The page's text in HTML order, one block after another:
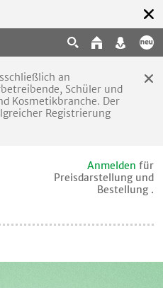
an
Schüler und
Kosmetikbranche. Der
Registrierung
Anmelden für
Preisdarstellung und
Bestellung .